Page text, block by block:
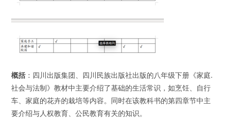
概括 ：四川出版集团、四川民族出版社出版的八年级下册《家庭.
社会与法制》教材中主要介绍了基础的生活常识，如烹饪、自行
车、家庭的花卉的栽培等内容。同时在该教科书的第四章节中主
要介绍与人权教育、公民教育有关的知识。